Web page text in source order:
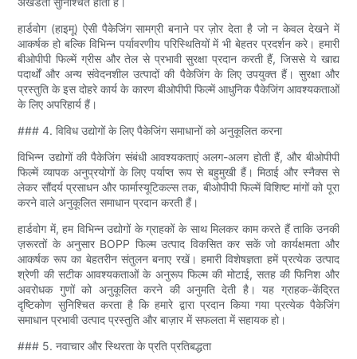
हार्डवोग (हाइमू) ऐसी पैकेजिंग सामग्री बनाने पर ज़ोर देता है जो न केवल देखने में
आकर्षक हो बल्कि विभिन्न पर्यावरणीय परिस्थितियों में भी बेहतर प्रदर्शन करे। हमारी
बीओपीपी फिल्में ग्रीस और तेल से प्रभावी सुरक्षा प्रदान करती हैं, जिससे ये खाद्य
पदार्थों और अन्य संवेदनशील उत्पादों की पैकेजिंग के लिए उपयुक्त हैं। सुरक्षा और
प्रस्तुति के इस दोहरे कार्य के कारण बीओपीपी फिल्में आधुनिक पैकेजिंग आवश्यकताओं
के लिए अपरिहार्य हैं।
### 4. विविध उद्योगों के लिए पैकेजिंग समाधानों को अनुकूलित करना
विभिन्न उद्योगों की पैकेजिंग संबंधी आवश्यकताएं अलग-अलग होती हैं, और बीओपीपी
फिल्में व्यापक अनुप्रयोगों के लिए पर्याप्त रूप से बहुमुखी हैं। मिठाई और स्नैक्स से
लेकर सौंदर्य प्रसाधन और फार्मास्यूटिकल्स तक, बीओपीपी फिल्में विशिष्ट मांगों को पूरा
करने वाले अनुकूलित समाधान प्रदान करती हैं।
हार्डवोग में, हम विभिन्न उद्योगों के ग्राहकों के साथ मिलकर काम करते हैं ताकि उनकी
ज़रूरतों के अनुसार BOPP फिल्म उत्पाद विकसित कर सकें जो कार्यक्षमता और
आकर्षक रूप का बेहतरीन संतुलन बनाए रखें। हमारी विशेषज्ञता हमें प्रत्येक उत्पाद
श्रेणी की सटीक आवश्यकताओं के अनुरूप फिल्म की मोटाई, सतह की फिनिश और
अवरोधक गुणों को अनुकूलित करने की अनुमति देती है। यह ग्राहक-केंद्रित
दृष्टिकोण सुनिश्चित करता है कि हमारे द्वारा प्रदान किया गया प्रत्येक पैकेजिंग
समाधान प्रभावी उत्पाद प्रस्तुति और बाज़ार में सफलता में सहायक हो।
### 5. नवाचार और स्थिरता के प्रति प्रतिबद्धता